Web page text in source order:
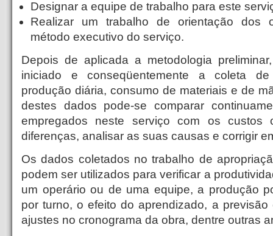
Designar a equipe de trabalho para este
Realizar um trabalho de orientação dos
método executivo do serviço.
Depois de aplicada a metodologia
iniciado e conseqüentemente a coleta
produção diária, consumo de materiais e de
destes dados pode-se comparar
empregados neste serviço com os custos
diferenças, analisar as suas causas e corrigir
Os dados coletados no trabalho de
podem ser utilizados para verificar a
um operário ou de uma equipe, a produção
por turno, o efeito do aprendizado, a
ajustes no cronograma da obra, dentre outras